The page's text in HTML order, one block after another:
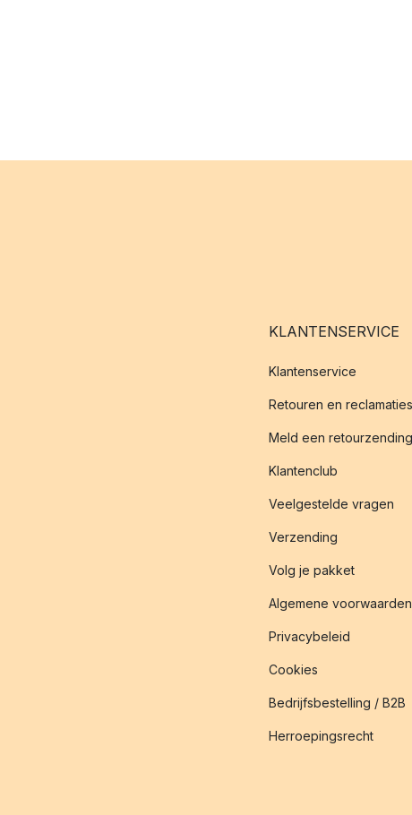
KLANTENSERVICE
Klantenservice
Retouren en reclamaties
Meld een
Klantenclub
Veelgestelde vragen
Verzending
Volg je pakket
Algemene voorwaarden
Privacybeleid
Cookies
Bedrijfsbestelling / B2B
Herroepingsrecht